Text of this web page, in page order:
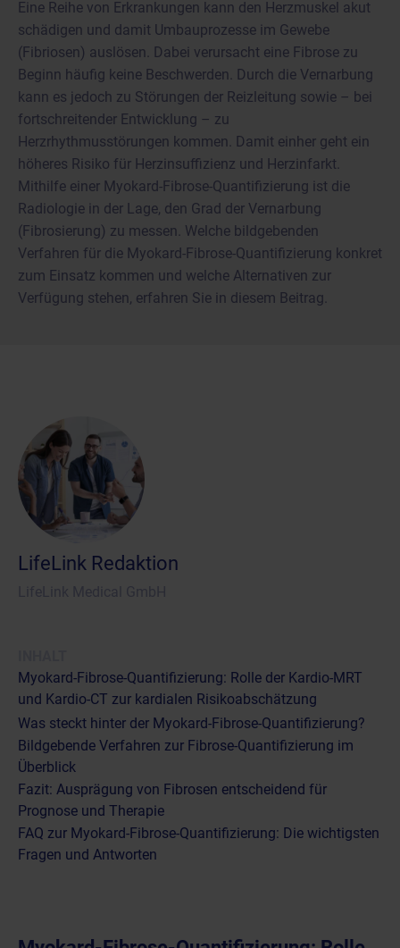
Eine Reihe von Erkrankungen kann den Herzmuskel akut
schädigen und damit Umbauprozesse im Gewebe
(Fibriosen) auslösen. Dabei verursacht eine Fibrose zu
Beginn häufig keine Beschwerden. Durch die Vernarbung
kann es jedoch zu Störungen der Reizleitung sowie – bei
fortschreitender Entwicklung – zu
Herzrhythmusstörungen kommen. Damit einher geht ein
höheres Risiko für Herzinsuffizienz und Herzinfarkt.
Mithilfe einer Myokard-Fibrose-Quantifizierung ist die
Radiologie in der Lage, den Grad der Vernarbung
(Fibrosierung) zu messen. Welche bildgebenden
Verfahren für die Myokard-Fibrose-Quantifizierung konkret
zum Einsatz kommen und welche Alternativen zur
Verfügung stehen, erfahren Sie in diesem Beitrag.
LifeLink Redaktion
Myokard-Fibrose-Quantifizierung: Rolle der Kardio-MRT
und Kardio-CT zur kardialen Risikoabschätzung
Was steckt hinter der Myokard-Fibrose-Quantifizierung?
Bildgebende Verfahren zur Fibrose-Quantifizierung im
Überblick
Fazit: Ausprägung von Fibrosen entscheidend für
Prognose und Therapie
FAQ zur Myokard-Fibrose-Quantifizierung: Die wichtigsten
Fragen und Antworten